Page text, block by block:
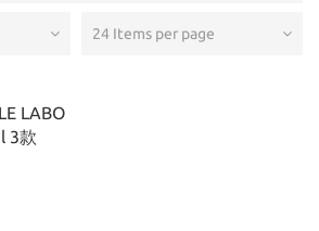
24 Items per page